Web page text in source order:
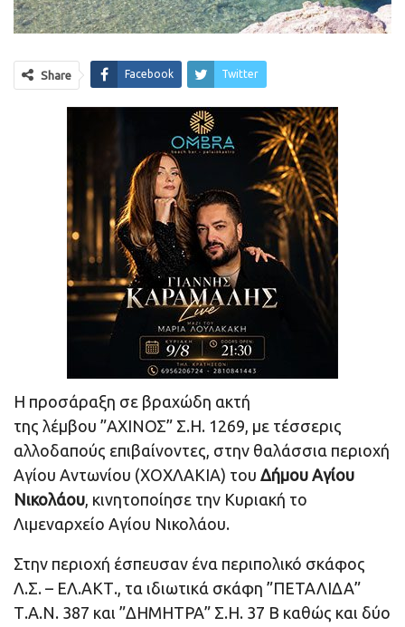
Share Facebook Twitter
Η προσάραξη σε βραχώδη ακτή
της λέμβου ”ΑΧΙΝΟΣ” Σ.Η. 1269, με τέσσερις
αλλοδαπούς επιβαίνοντες, στην θαλάσσια περιοχή
Αγίου Αντωνίου (ΧΟΧΛΑΚΙΑ) του Δήμου Αγίου
Νικολάου, κινητοποίησε την Κυριακή το
Λιμεναρχείο Αγίου Νικολάου.
Στην περιοχή έσπευσαν ένα περιπολικό σκάφος
Λ.Σ. – ΕΛ.ΑΚΤ., τα ιδιωτικά σκάφη ”ΠΕΤΑΛΙΔΑ”
Τ.Α.Ν. 387 και ”ΔΗΜΗΤΡΑ” Σ.Η. 37 Β καθώς και δύο